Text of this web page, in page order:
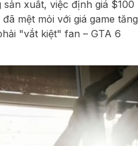
xuất, việc định giá $100
mệt mỏi với giá game tăng
"vắt kiệt" fan – GTA 6